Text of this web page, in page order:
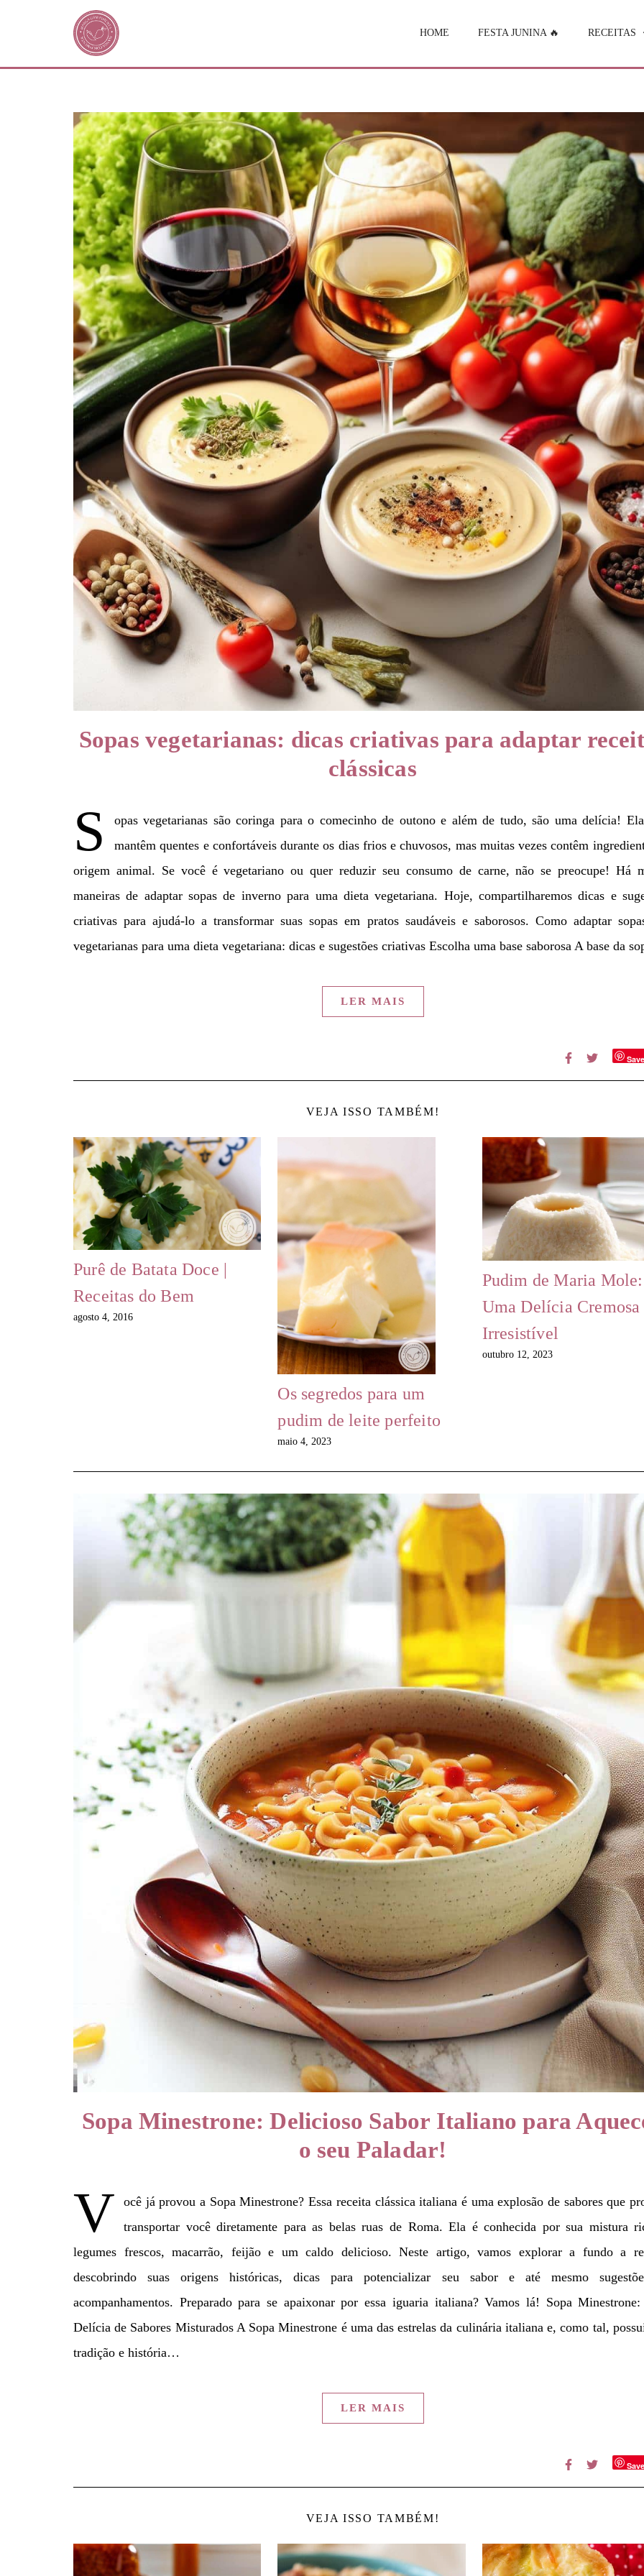
HOME FESTA JUNINA 🔥 RECEITAS
Sopas vegetarianas: dicas criativas para adaptar
clássicas
S
opas vegetarianas são coringa para o comecinho de outono e além de tudo, são uma delícia!
mantêm quentes e confortáveis ​​durante os dias frios e chuvosos, mas muitas vezes contêm
origem animal. Se você é vegetariano ou quer reduzir seu consumo de carne, não se preocupe! Há
maneiras de adaptar sopas de inverno para uma dieta vegetariana. Hoje, compartilharemos dicas e
criativas para ajudá-lo a transformar suas sopas em pratos saudáveis ​​e saborosos. Como adaptar
vegetarianas para uma dieta vegetariana: dicas e sugestões criativas Escolha uma base saborosa A base da
LER MAIS
Save
VEJA ISSO TAMBÉM!
Purê de Batata Doce |
Receitas do Bem
agosto 4, 2016
Os segredos para um
pudim de leite perfeito
maio 4, 2023
Pudim de Maria Mole:
Uma Delícia Cremosa
Irresistível
outubro 12, 2023
Sopa Minestrone: Delicioso Sabor Italiano para
o seu Paladar!
V
ocê já provou a Sopa Minestrone? Essa receita clássica italiana é uma explosão de sabores que
transportar você diretamente para as belas ruas de Roma. Ela é conhecida por sua mistura
legumes frescos, macarrão, feijão e um caldo delicioso. Neste artigo, vamos explorar a fundo a
descobrindo suas origens históricas, dicas para potencializar seu sabor e até mesmo
acompanhamentos. Preparado para se apaixonar por essa iguaria italiana? Vamos lá! Sopa
Delícia de Sabores Misturados A Sopa Minestrone é uma das estrelas da culinária italiana e, como tal,
tradição e história…
LER MAIS
Save
VEJA ISSO TAMBÉM!